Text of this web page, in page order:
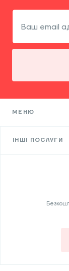
Ваш email
МЕНЮ
ІНШІ ПОСЛУГИ